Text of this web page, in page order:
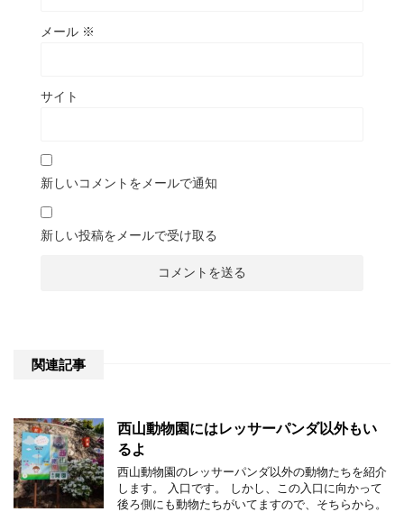
メール ※
サイト
新しいコメントをメールで通知
新しい投稿をメールで受け取る
関連記事
西山動物園にはレッサーパンダ以外もい
るよ
西山動物園のレッサーパンダ以外の動物たちを紹介
します。 入口です。 しかし、この入口に向かって
後ろ側にも動物たちがいてますので、そちらから。